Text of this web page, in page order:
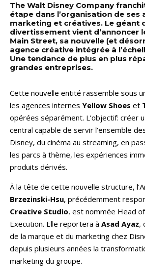
The Walt Disney Company
étape dans l’organisation de ses
marketing et créatives. Le géant
divertissement vient d’annoncer
Main Street, sa nouvelle (et
agence créative intégrée à
Une tendance de plus en plus
grandes entreprises.
Cette nouvelle entité rassemble sous
les agences internes Yellow Shoes et
opérées séparément. L’objectif: créer
central capable de servir l’ensemble
Disney, du cinéma au streaming, en
les parcs à thème, les expériences
produits dérivés.
À la tête de cette nouvelle structure,
Brzezinski-Hsu, précédemment
Creative Studio, est nommée Head
Execution. Elle reportera à Asad Ayaz,
de la marque et du marketing chez
depuis plusieurs années la
marketing du groupe.